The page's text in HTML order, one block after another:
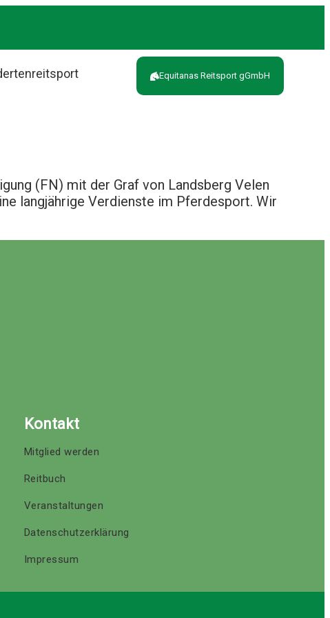
Equitanas Reitsport gGmbH
(FN) mit der Graf von Landsberg Velen
langjährige Verdienste im Pferdesport. Wir
Kontakt
Mitglied werden
Reitbuch
Veranstaltungen
Datenschutzerklärung
Impressum